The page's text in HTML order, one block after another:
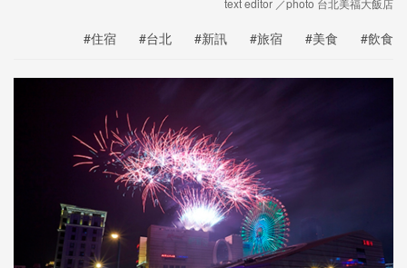
text editor ／photo 台北美福大飯店
#住宿 #台北 #新訊 #旅宿 #美食 #飲食